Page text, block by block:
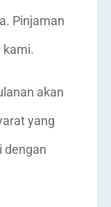
Pinjaman
kami.
akan
yang
dengan